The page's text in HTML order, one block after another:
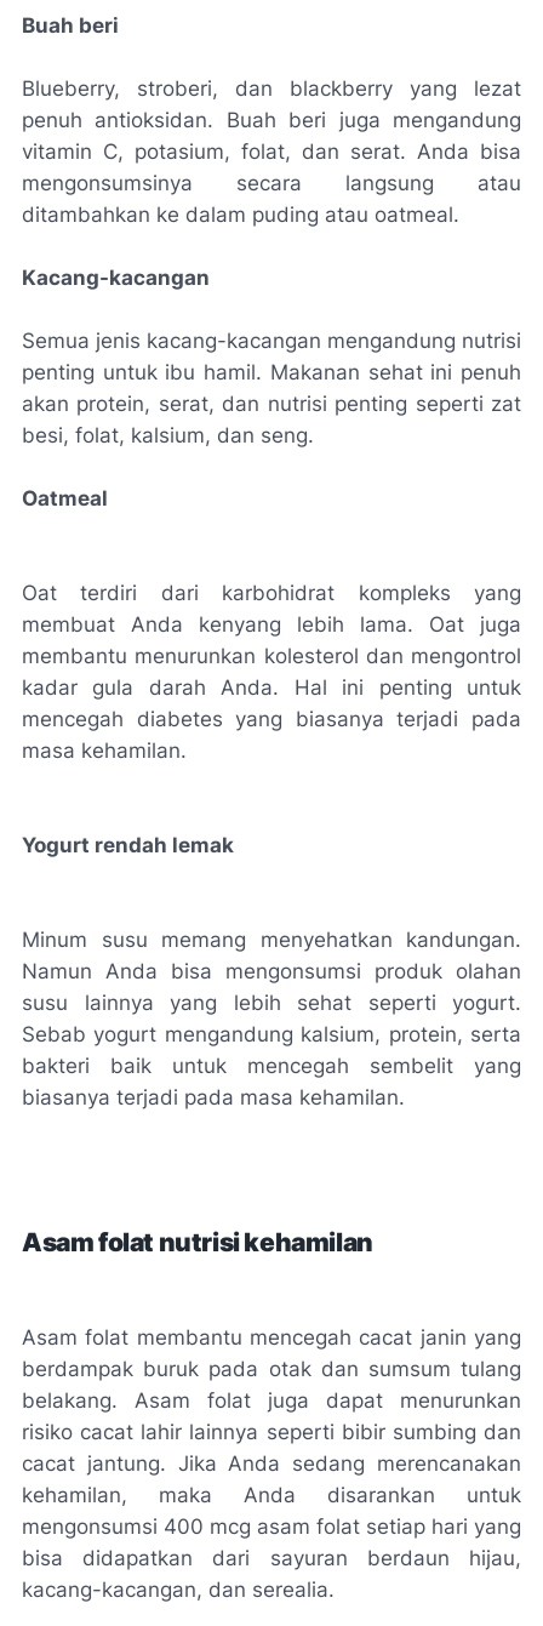
Buah beri
Blueberry, stroberi, dan blackberry yang lezat
penuh antioksidan. Buah beri juga mengandung
vitamin C, potasium, folat, dan serat. Anda bisa
mengonsumsinya secara langsung atau
ditambahkan ke dalam puding atau oatmeal.
Kacang-kacangan
Semua jenis kacang-kacangan mengandung nutrisi
penting untuk ibu hamil. Makanan sehat ini penuh
akan protein, serat, dan nutrisi penting seperti zat
besi, folat, kalsium, dan seng.
Oatmeal
Oat terdiri dari karbohidrat kompleks yang
membuat Anda kenyang lebih lama. Oat juga
membantu menurunkan kolesterol dan mengontrol
kadar gula darah Anda. Hal ini penting untuk
mencegah diabetes yang biasanya terjadi pada
masa kehamilan.
Yogurt rendah lemak
Minum susu memang menyehatkan kandungan.
Namun Anda bisa mengonsumsi produk olahan
susu lainnya yang lebih sehat seperti yogurt.
Sebab yogurt mengandung kalsium, protein, serta
bakteri baik untuk mencegah sembelit yang
biasanya terjadi pada masa kehamilan.
Asam folat nutrisi kehamilan
Asam folat membantu mencegah cacat janin yang
berdampak buruk pada otak dan sumsum tulang
belakang. Asam folat juga dapat menurunkan
risiko cacat lahir lainnya seperti bibir sumbing dan
cacat jantung. Jika Anda sedang merencanakan
kehamilan, maka Anda disarankan untuk
mengonsumsi 400 mcg asam folat setiap hari yang
bisa didapatkan dari sayuran berdaun hijau,
kacang-kacangan, dan serealia.